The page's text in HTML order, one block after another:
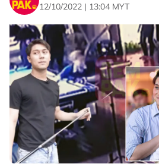
12/10/2022 | 13:04 MYT